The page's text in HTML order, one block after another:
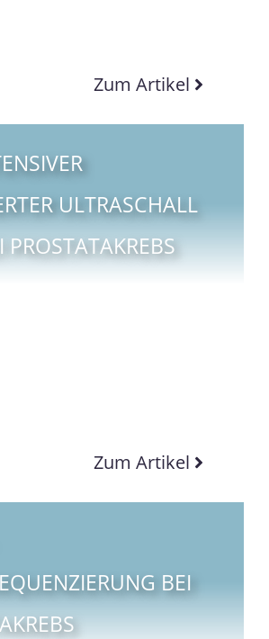
Zum Artikel
ULTRASCHALL
PROSTATAKREBS
Zum Artikel
BEI